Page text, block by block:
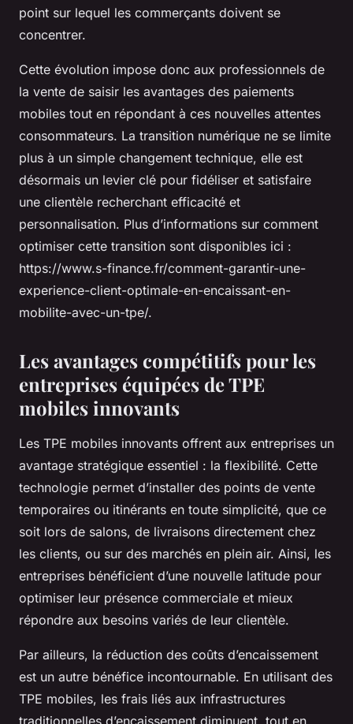
point sur lequel les commerçants doivent se
concentrer.
Cette évolution impose donc aux professionnels de
la vente de saisir les avantages des paiements
mobiles tout en répondant à ces nouvelles attentes
consommateurs. La transition numérique ne se limite
plus à un simple changement technique, elle est
désormais un levier clé pour fidéliser et satisfaire
une clientèle recherchant efficacité et
personnalisation. Plus d’informations sur comment
optimiser cette transition sont disponibles ici :
https://www.s-finance.fr/comment-garantir-une-
experience-client-optimale-en-encaissant-en-
mobilite-avec-un-tpe/.
Les avantages compétitifs pour les
entreprises équipées de TPE
mobiles innovants
Les TPE mobiles innovants offrent aux entreprises un
avantage stratégique essentiel : la flexibilité. Cette
technologie permet d’installer des points de vente
temporaires ou itinérants en toute simplicité, que ce
soit lors de salons, de livraisons directement chez
les clients, ou sur des marchés en plein air. Ainsi, les
entreprises bénéficient d’une nouvelle latitude pour
optimiser leur présence commerciale et mieux
répondre aux besoins variés de leur clientèle.
Par ailleurs, la réduction des coûts d’encaissement
est un autre bénéfice incontournable. En utilisant des
TPE mobiles, les frais liés aux infrastructures